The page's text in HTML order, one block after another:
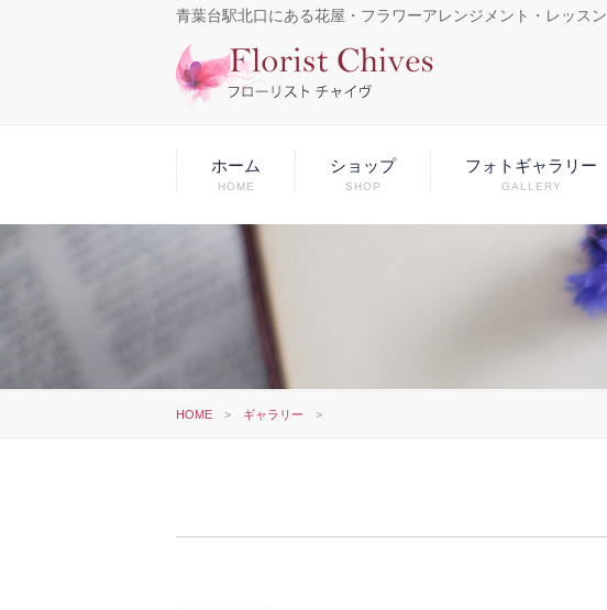
青葉台駅北口にある花屋・フラワーアレンジメント・レッスン
ホーム
HOME
ショップ
SHOP
フォトギャラリー
GALLERY
HOME > ギャラリー >